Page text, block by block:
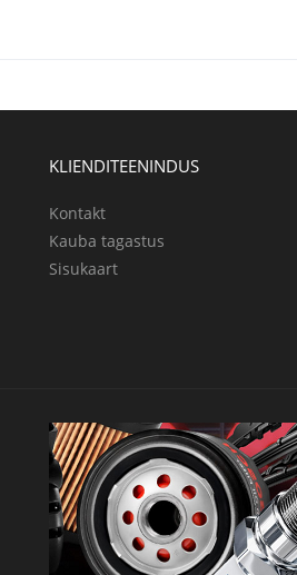
KLIENDITEENINDUS
Kontakt
Kauba tagastus
Sisukaart